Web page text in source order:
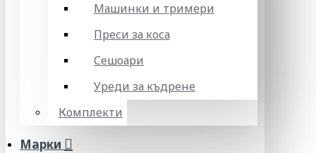
Машинки и тримери
Преси за коса
Сешоари
Уреди за къдрене
Комплекти
Марки